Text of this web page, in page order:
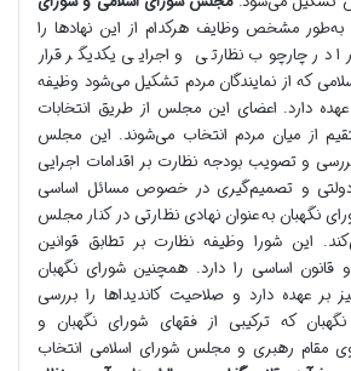
به‌طور مشخص وظایف هرکدام از این نهادها را
در چارچوب نظارتی و اجرایی یکدیگر قرار
که از نمایندگان مردم تشکیل می‌شود وظیفه
دارد. اعضای این مجلس از طریق انتخابات
از میان مردم انتخاب می‌شوند. این مجلس
و تصویب بودجه نظارت بر اقدامات اجرایی
دولتی و تصمیم‌گیری در خصوص مسائل اساسی
نگهبان به‌عنوان نهادی نظارتی در کنار مجلس
این شورا وظیفه نظارت بر تطابق قوانین
اساسی را دارد. همچنین شورای نگهبان
بر عهده دارد و صلاحیت کاندیداها را بررسی
که ترکیبی از فقهای شورای نگهبان و
مقام رهبری و مجلس شورای اسلامی انتخاب